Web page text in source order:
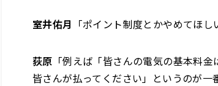
室井佑月 「ポイント制度とかやめてほし
荻原 「例えば「皆さんの電気の基本料
皆さんが払ってください」というのが